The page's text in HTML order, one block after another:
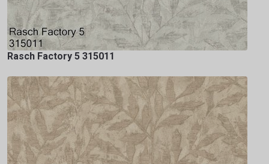
Rasch Factory 5 315011